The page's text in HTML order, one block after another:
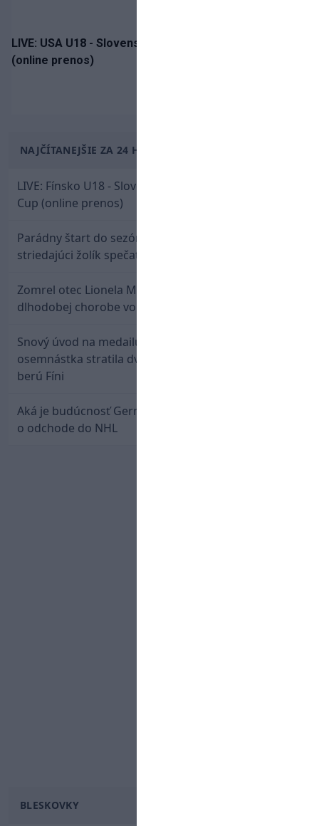
LIVE: USA U18 - Slovensko U18 / Hlinka-Gretzky Cup
(online prenos)
NAJČÍTANEJŠIE ZA 24 HODÍN
LIVE: Fínsko U18 - Slovensko U18 / Hlinka-Gretzky
Cup (online prenos)
Parádny štart do sezóny: Rýchlik Boženík ako
striedajúci žolík spečatil postup Stoke
Zomrel otec Lionela Messiho. Jorge podľahol
dlhodobej chorobe vo veku 68 rokov
Snový úvod na medailu nestačil: Slovenská
osemnástka stratila dvojgólový náskok a bronz
berú Fíni
Aká je budúcnosť Gernáta a Pánika? Rusi špekulujú
o odchode do NHL
BLESKOVKY